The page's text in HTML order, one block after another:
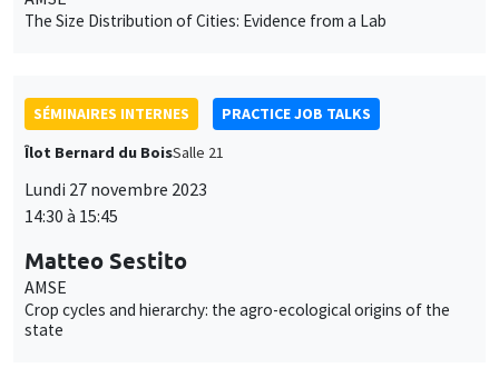
The Size Distribution of Cities: Evidence from a Lab
SÉMINAIRES INTERNES
PRACTICE JOB TALKS
Îlot Bernard du BoisSalle 21
Lundi 27 novembre 2023
14:30 à 15:45
Matteo Sestito
AMSE
Crop cycles and hierarchy: the agro-ecological origins of the
state